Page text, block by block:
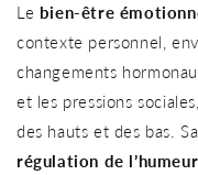
Le bien-être
contexte personnel,
changements
et les pressions
des hauts et des bas.
régulation de l’humeur